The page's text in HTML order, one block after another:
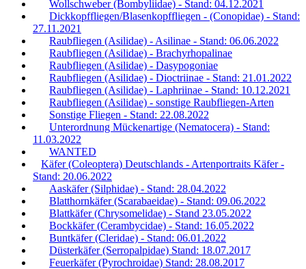
Wollschweber (Bombyliidae) - Stand: 04.12.2021
Dickkopffliegen/Blasenkopffliegen - (Conopidae) - Stand:
27.11.2021
Raubfliegen (Asilidae) - Asilinae - Stand: 06.06.2022
Raubfliegen (Asilidae) - Brachyrhopalinae
Raubfliegen (Asilidae) - Dasypogoniae
Raubfliegen (Asilidae) - Dioctriinae - Stand: 21.01.2022
Raubfliegen (Asilidae) - Laphriinae - Stand: 10.12.2021
Raubfliegen (Asilidae) - sonstige Raubfliegen-Arten
Sonstige Fliegen - Stand: 22.08.2022
Unterordnung Mückenartige (Nematocera) - Stand:
11.03.2022
WANTED
Käfer (Coleoptera) Deutschlands - Artenportraits Käfer -
Stand: 20.06.2022
Aaskäfer (Silphidae) - Stand: 28.04.2022
Blatthornkäfer (Scarabaeidae) - Stand: 09.06.2022
Blattkäfer (Chrysomelidae) - Stand 23.05.2022
Bockkäfer (Cerambycidae) - Stand: 16.05.2022
Buntkäfer (Cleridae) - Stand: 06.01.2022
Düsterkäfer (Serropalpidae) Stand: 18.07.2017
Feuerkäfer (Pyrochroidae) Stand: 28.08.2017